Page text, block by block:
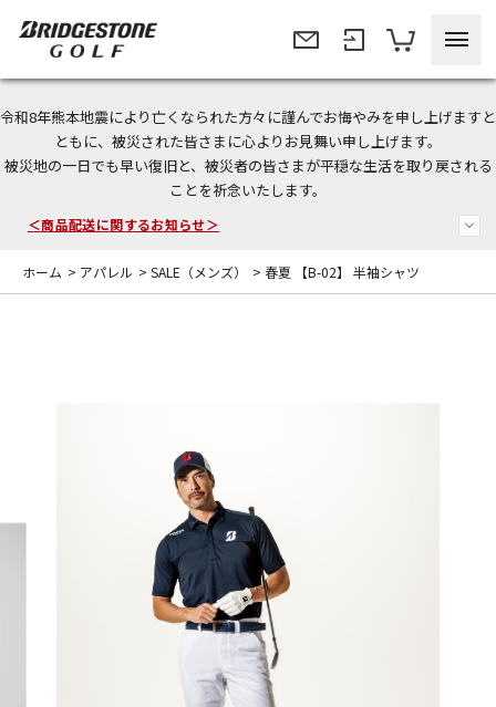
令和8年熊本地震により亡くなられた方々に謹んでお悔やみを申し上げますと
ともに、被災された皆さまに心よりお見舞い申し上げます。
被災地の一日でも早い復旧と、被災者の皆さまが平穏な生活を取り戻される
ことを祈念いたします。
＜夏季休暇中のご注文・発送・お問い合わせ＞
今なら新規会員登録で1,000円OFFクーポンプレゼント！
＜商品配送に関するお知らせ＞
ホーム > アパレル > SALE（メンズ） > 春夏 【B-02】 半袖シャツ